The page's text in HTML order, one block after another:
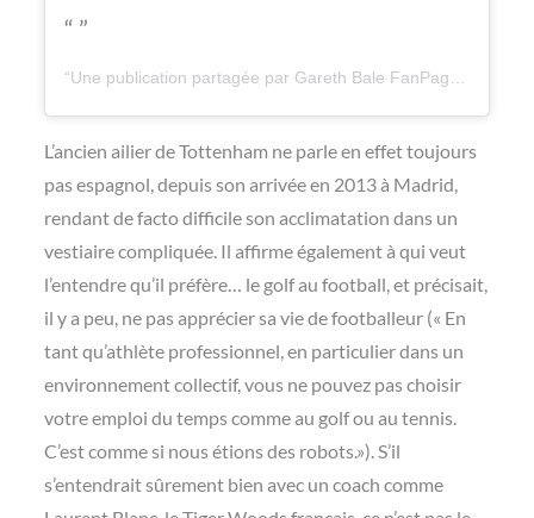
Une publication partagée par Gareth Bale FanPage (@gareth_bale.fc)
L’ancien ailier de Tottenham ne parle en effet toujours
pas espagnol, depuis son arrivée en 2013 à Madrid,
rendant de facto difficile son acclimatation dans un
vestiaire compliquée. Il affirme également à qui veut
l’entendre qu’il préfère… le golf au football, et précisait,
il y a peu, ne pas apprécier sa vie de footballeur (« En
tant qu’athlète professionnel, en particulier dans un
environnement collectif, vous ne pouvez pas choisir
votre emploi du temps comme au golf ou au tennis.
C’est comme si nous étions des robots.»). S’il
s’entendrait sûrement bien avec un coach comme